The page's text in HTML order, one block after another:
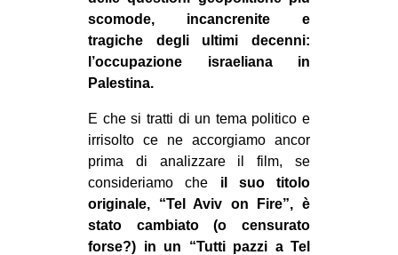
REPRESSIONE
STUDENTI
ARTE
CINEMA
MANIFESTI
MUSICA
RECENSIONI
scomode, incancrenite e
tragiche degli ultimi decenni:
l’occupazione israeliana in
Palestina.
E che si tratti di un tema politico e
irrisolto ce ne accorgiamo ancor
prima di analizzare il film, se
consideriamo che il suo titolo
originale, “Tel Aviv on Fire”, è
stato cambiato (o censurato
forse?) in un “Tutti pazzi a Tel